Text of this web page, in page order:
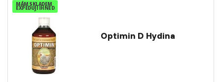
MÁM SKLADEM
EXPEDUJI IHNED
Optimin D Hydina